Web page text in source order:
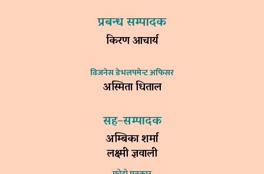
प्रबन्ध सम्पादक
किरण आचार्य
विजनेस डेभलपमेन्ट अफिसर
अस्मिता धिताल
सह–सम्पादक
अम्बिका शर्मा
लक्ष्मी ज्ञवाली